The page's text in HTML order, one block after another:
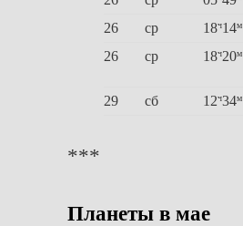
26
ср 18ч14м
26
ср 18ч20м
29
сб 12ч34м
***
Планеты вмае